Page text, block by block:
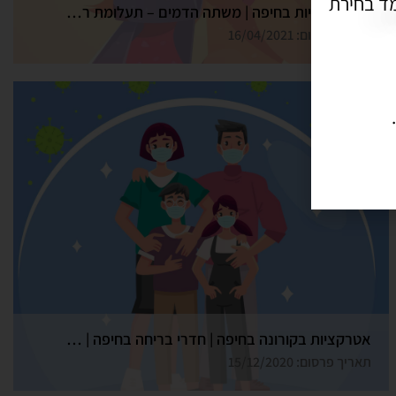
ערבי הכרויות בחיפה | משתה הדמים – תעלומת רצח בכל הארץ
תאריך פרסום: 16/04/2021
אטרקציות בקורונה בחיפה | חדרי בריחה בחיפה | גלדיאטור
תאריך פרסום: 15/12/2020